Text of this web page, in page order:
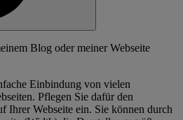
Blog oder meiner Webseite
Einbindung von vielen
Pflegen Sie dafür den
Ihrer Webseite ein. Sie können durch